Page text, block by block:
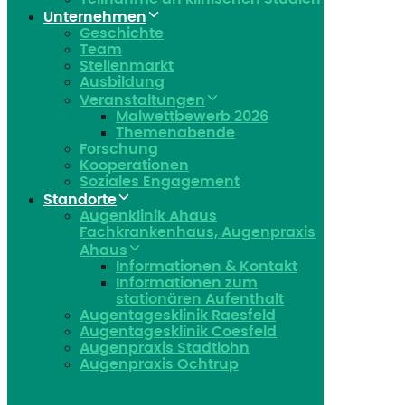
Unternehmen
Geschichte
Team
Stellenmarkt
Ausbildung
Veranstaltungen
Malwettbewerb 2026
Themenabende
Forschung
Kooperationen
Soziales Engagement
Standorte
Augenklinik Ahaus
Fachkrankenhaus, Augenpraxis
Ahaus
Informationen & Kontakt
Informationen zum
stationären Aufenthalt
Augentagesklinik Raesfeld
Augentagesklinik Coesfeld
Augenpraxis Stadtlohn
Augenpraxis Ochtrup